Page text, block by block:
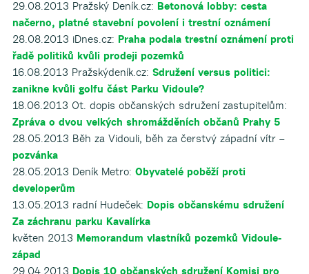
29.08.2013 Pražský Deník.cz: Betonová lobby: cesta
načerno, platné stavební povolení i trestní oznámení
28.08.2013 iDnes.cz: Praha podala trestní oznámení proti
řadě politiků kvůli prodeji pozemků
16.08.2013 Pražskýdeník.cz: Sdružení versus politici:
zanikne kvůli golfu část Parku Vidoule?
18.06.2013 Ot. dopis občanských sdružení zastupitelům:
Zpráva o dvou velkých shromážděních občanů Prahy 5
28.05.2013 Běh za Vidouli, běh za čerstvý západní vítr –
pozvánka
28.05.2013 Deník Metro: Obyvatelé poběží proti
developerům
13.05.2013 radní Hudeček: Dopis občanskému sdružení
Za záchranu parku Kavalírka
květen 2013 Memorandum vlastníků pozemků Vidoule-
západ
29.04.2013 Dopis 10 občanských sdružení Komisi pro